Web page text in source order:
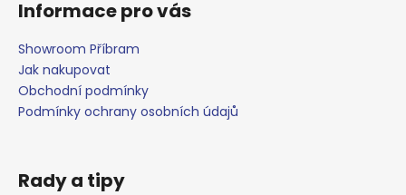
Informace pro vás
Showroom Příbram
Jak nakupovat
Obchodní podmínky
Podmínky ochrany osobních údajů
Rady a tipy